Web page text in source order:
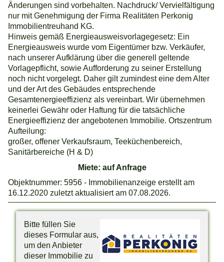
Änderungen sind vorbehalten. Nachdruck/ Vervielfältigung
nur mit Genehmigung der Firma Realitäten Perkonig
Immobilientreuhand KG.
Hinweis gemäß Energieausweisvorlagegesetz: Ein
Energieausweis wurde vom Eigentümer bzw. Verkäufer,
nach unserer Aufklärung über die generell geltende
Vorlagepflicht, sowie Aufforderung zu seiner Erstellung
noch nicht vorgelegt. Daher gilt zumindest eine dem Alter
und der Art des Gebäudes entsprechende
Gesamtenergieeffizienz als vereinbart. Wir übernehmen
keinerlei Gewähr oder Haftung für die tatsächliche
Energieeffizienz der angebotenen Immobilie. Ortszentrum
Aufteilung:
großer, offener Verkaufsraum, Teeküchenbereich,
Sanitärbereiche (H & D)
Miete: auf Anfrage
Objektnummer: 5956 - Immobilienanzeige erstellt am
16.12.2020 zuletzt aktualisiert am 07.08.2026.
Bitte füllen Sie
dieses Formular aus,
um den Anbieter
dieser Immobilie zu